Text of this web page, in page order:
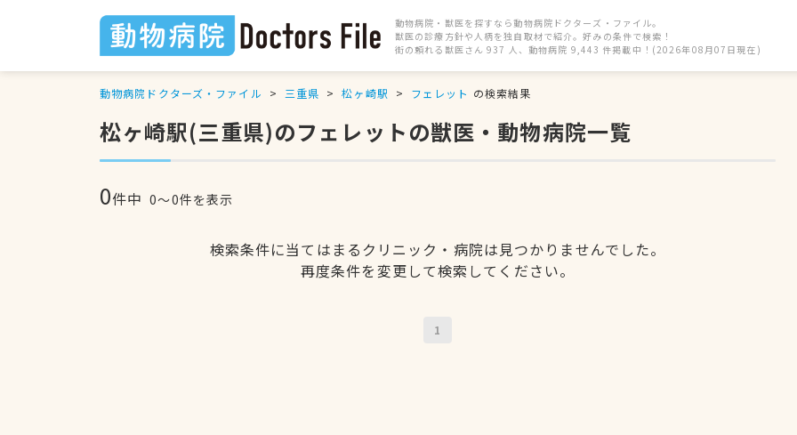
動物病院・獣医を探すなら動物病院ドクターズ・ファイル。
獣医の診療方針や人柄を独自取材で紹介。好みの条件で検索！
街の頼れる獣医さん 937 人、動物病院 9,443 件掲載中！(2026年08月07日現在)
動物病院ドクターズ・ファイル 三重県 松ヶ崎駅 フェレット の検索結果
松ヶ崎駅(三重県)のフェレットの獣医・動物病院一覧
0件中 0〜0件を表示
検索条件に当てはまるクリニック・病院は見つかりませんでした。
再度条件を変更して検索してください。
1